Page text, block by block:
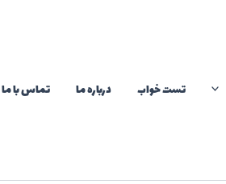
تست خواب درباره ما تماس با ما